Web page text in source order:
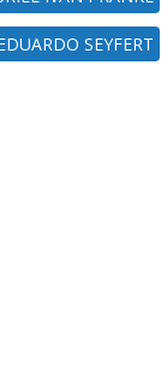
SEYFERT